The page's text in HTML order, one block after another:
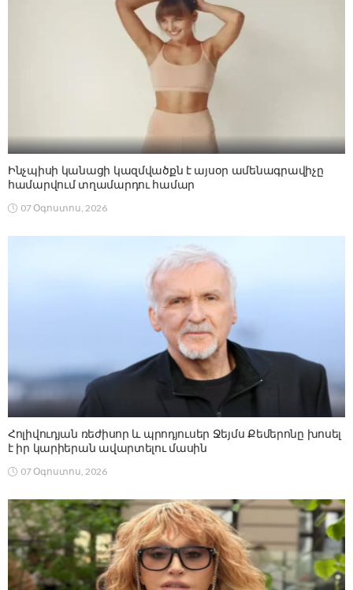
Ինչպիսի կանացի կազմվածքն է այսօր ամենագրավիչը
համարվում տղամարդու համար
07 Օգոստոս, 2026
Հոլիվուդյան ռեժիսոր և պրոդյուսեր Ջեյմս Քեմերոնը խոսել
է իր կարիերան ավարտելու մասին
07 Օգոստոս, 2026